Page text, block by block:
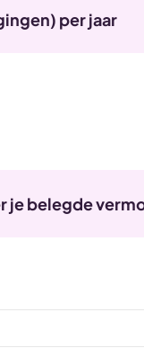
per jaar
je belegde